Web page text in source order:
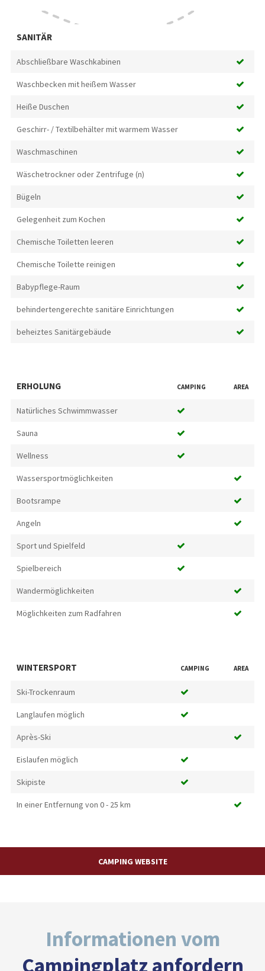
SANITÄR
Abschließbare Waschkabinen
Waschbecken mit heißem Wasser
Heiße Duschen
Geschirr- / Textilbehälter mit warmem Wasser
Waschmaschinen
Wäschetrockner oder Zentrifuge (n)
Bügeln
Gelegenheit zum Kochen
Chemische Toiletten leeren
Chemische Toilette reinigen
Babypflege-Raum
behindertengerechte sanitäre Einrichtungen
beheiztes Sanitärgebäude
ERHOLUNG CAMPING AREA
Natürliches Schwimmwasser
Sauna
Wellness
Wassersportmöglichkeiten
Bootsrampe
Angeln
Sport und Spielfeld
Spielbereich
Wandermöglichkeiten
Möglichkeiten zum Radfahren
WINTERSPORT CAMPING AREA
Ski-Trockenraum
Langlaufen möglich
Après-Ski
Eislaufen möglich
Skipiste
In einer Entfernung von 0 - 25 km
CAMPING WEBSITE
Informationen vom
Campingplatz anfordern